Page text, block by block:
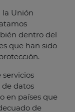
la Unión
dentro del
que han sido
datos
en países que
de